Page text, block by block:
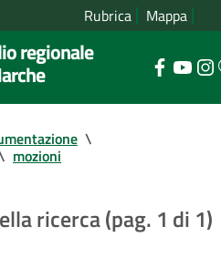
Rubrica Mappa
regionale
\
mozioni
ricerca (pag. 1 di 1)